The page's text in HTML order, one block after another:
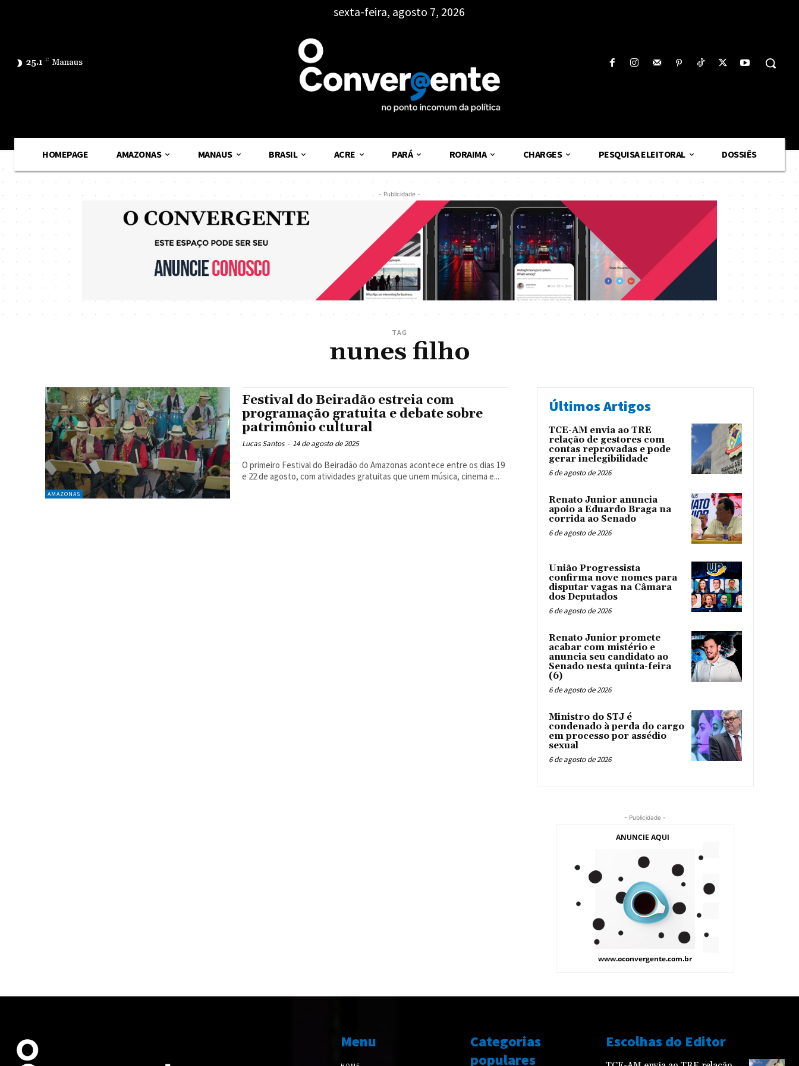
25.1 C Manaus
sexta-feira, agosto 7, 2026
HOMEPAGE AMAZONAS MANAUS BRASIL ACRE PARÁ RORAIMA CHARGES PESQUISA ELEITORAL DOSSIÊS
- Publicidade -
TAG
nunes filho
AMAZONAS
Festival do Beiradão estreia com
programação gratuita e debate sobre
patrimônio cultural
Lucas Santos - 14 de agosto de 2025
O primeiro Festival do Beiradão do Amazonas acontece entre os dias 19
e 22 de agosto, com atividades gratuitas que unem música, cinema e...
Últimos Artigos
TCE-AM envia ao TRE
relação de gestores com
contas reprovadas e pode
gerar inelegibilidade
6 de agosto de 2026
Renato Junior anuncia
apoio a Eduardo Braga na
corrida ao Senado
6 de agosto de 2026
União Progressista
confirma nove nomes para
disputar vagas na Câmara
dos Deputados
6 de agosto de 2026
Renato Junior promete
acabar com mistério e
anuncia seu candidato ao
Senado nesta quinta-feira
(6)
6 de agosto de 2026
Ministro do STJ é
condenado à perda do cargo
em processo por assédio
sexual
6 de agosto de 2026
- Publicidade -
Menu
Categorias
populares
Escolhas do Editor